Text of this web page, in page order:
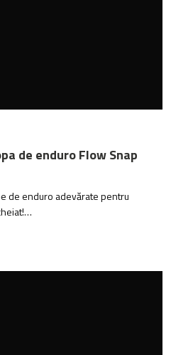
de enduro Flow Snap
de enduro adevărate pentru